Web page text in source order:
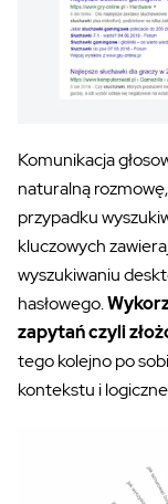
Komunikacja
naturalną
przypadku
kluczowych
wyszukiwaniu
hasłowego.
zapytań czyli
tego kolejno po
kontekstu i